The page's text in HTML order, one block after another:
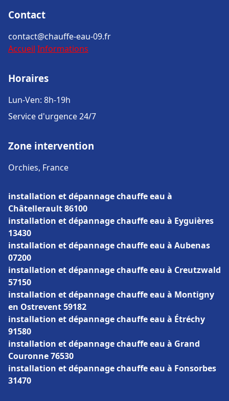
Contact
contact@chauffe-eau-09.fr
Accueil Informations
Horaires
Lun-Ven: 8h-19h
Service d'urgence 24/7
Zone intervention
Orchies, France
installation et dépannage chauffe eau à
Châtellerault 86100
installation et dépannage chauffe eau à Eyguières
13430
installation et dépannage chauffe eau à Aubenas
07200
installation et dépannage chauffe eau à Creutzwald
57150
installation et dépannage chauffe eau à Montigny
en Ostrevent 59182
installation et dépannage chauffe eau à Étréchy
91580
installation et dépannage chauffe eau à Grand
Couronne 76530
installation et dépannage chauffe eau à Fonsorbes
31470